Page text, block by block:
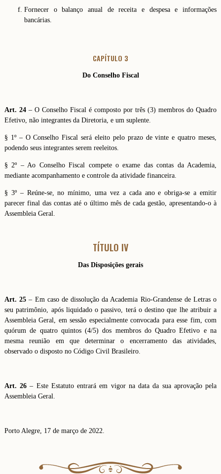
Fornecer o balanço anual de receita e despesa e informações
bancárias.
CAPÍTULO 3
Do Conselho Fiscal
Art. 24 – O Conselho Fiscal é composto por três (3) membros do Quadro
Efetivo, não integrantes da Diretoria, e um suplente.
§ 1º – O Conselho Fiscal será eleito pelo prazo de vinte e quatro meses,
podendo seus integrantes serem reeleitos.
§ 2º – Ao Conselho Fiscal compete o exame das contas da Academia,
mediante acompanhamento e controle da atividade financeira.
§ 3º – Reúne-se, no mínimo, uma vez a cada ano e obriga-se a emitir
parecer final das contas até o último mês de cada gestão, apresentando-o à
Assembleia Geral.
TÍTULO IV
Das Disposições gerais
Art. 25 – Em caso de dissolução da Academia Rio-Grandense de Letras o
seu patrimônio, após liquidado o passivo, terá o destino que lhe atribuir a
Assembleia Geral, em sessão especialmente convocada para esse fim, com
quórum de quatro quintos (4/5) dos membros do Quadro Efetivo e na
mesma reunião em que determinar o encerramento das atividades,
observado o disposto no Código Civil Brasileiro.
Art. 26 – Este Estatuto entrará em vigor na data da sua aprovação pela
Assembleia Geral.
Porto Alegre, 17 de março de 2022.